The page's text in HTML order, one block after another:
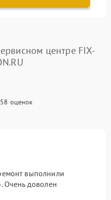
центре FIX-
оценок
выполнили
Очень доволен